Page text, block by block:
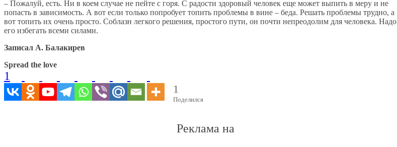
– Пожалуй, есть. Ни в коем случае не пейте с горя. С радости здоровый человек еще может выпить в меру и не
попасть в зависимость. А вот если только попробует топить проблемы в вине – беда. Решать проблемы трудно, а
вот топить их очень просто. Соблазн легкого решения, простого пути, он почти непреодолим для человека. Надо
его избегать всеми силами.
Записал А. Балакирев
Spread the love
1
1
Поделился
Реклама на